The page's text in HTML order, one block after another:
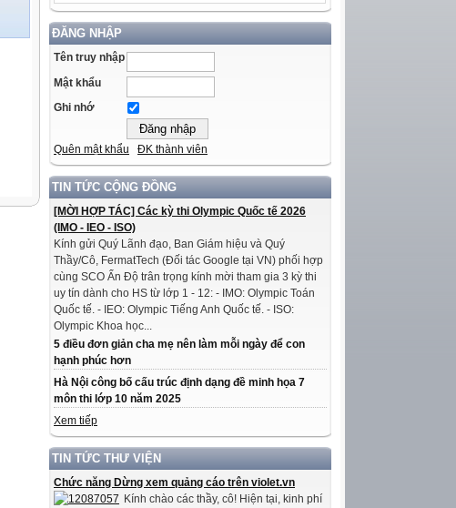
ĐĂNG NHẬP
Tên truy nhập
Mật khẩu
Ghi nhớ
Quên mật khẩu ĐK thành viên
TIN TỨC CỘNG ĐỒNG
[MỜI HỢP TÁC] Các kỳ thi Olympic Quốc tế 2026
(IMO - IEO - ISO)
Kính gửi Quý Lãnh đạo, Ban Giám hiệu và Quý
Thầy/Cô, FermatTech (Đối tác Google tại VN) phối hợp
cùng SCO Ấn Độ trân trọng kính mời tham gia 3 kỳ thi
uy tín dành cho HS từ lớp 1 - 12: - IMO: Olympic Toán
Quốc tế. - IEO: Olympic Tiếng Anh Quốc tế. - ISO:
Olympic Khoa học...
5 điều đơn giản cha mẹ nên làm mỗi ngày để con
hạnh phúc hơn
Hà Nội công bố cấu trúc định dạng đề minh họa 7
môn thi lớp 10 năm 2025
Xem tiếp
TIN TỨC THƯ VIỆN
Chức năng Dừng xem quảng cáo trên violet.vn
Kính chào các thầy, cô! Hiện tại, kinh phí